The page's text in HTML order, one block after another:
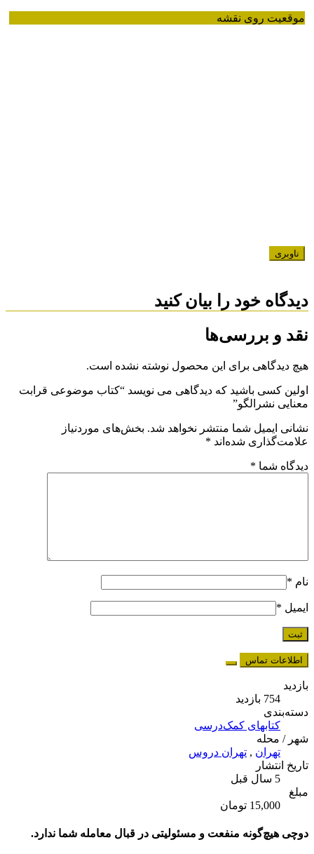
موقعیت روی نقشه
ناوبری
دیدگاه خود را بیان کنید
نقد و بررسی‌ها
هیچ دیدگاهی برای این محصول نوشته نشده است.
اولین کسی باشید که دیدگاهی می نویسد “کتاب موضوعی قرابت
معنایی نشرالگو”
نشانی ایمیل شما منتشر نخواهد شد.بخش‌های موردنیاز
علامت‌گذاری شده‌اند *
دیدگاه شما *
نام *
ایمیل *
اطلاعات تماس
بازدید
754 بازدید
دسته‌بندی
کتابهای کمک‌درسی
شهر / محله
تهران, تهران دروس
تاریخ انتشار
5 سال قبل
مبلغ
15,000 تومان
دوچی هیچ‌گونه منفعت و مسئولیتی در قبال معامله شما ندارد.